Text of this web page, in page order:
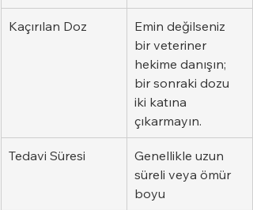
Kaçırılan Doz
Emin değilseniz
bir veteriner
hekime danışın;
bir sonraki dozu
iki katına
çıkarmayın.
Tedavi Süresi
Genellikle uzun
süreli veya ömür
boyu